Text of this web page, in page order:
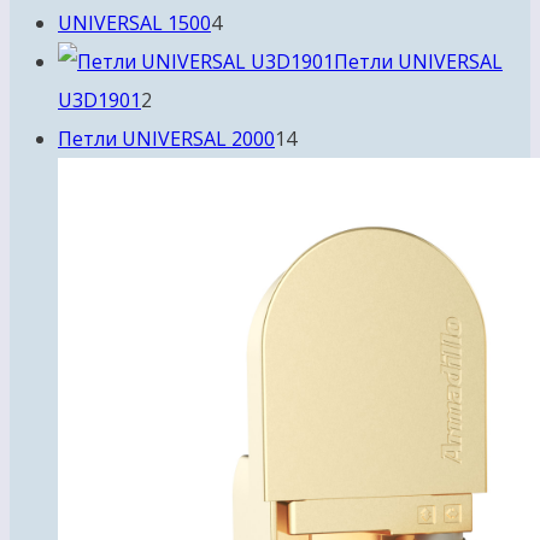
товаров
UNIVERSAL 150044
товара
Петли UNIVERSAL
U3D19012
товара
Петли UNIVERSAL 20001414